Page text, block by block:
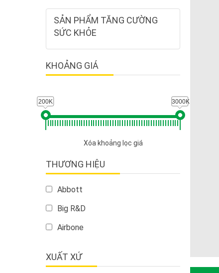
SẢN PHẨM TĂNG CƯỜNG
SỨC KHỎE
KHOẢNG GIÁ
200K 3000K
Xóa khoảng lọc giá
THƯƠNG HIỆU
Abbott
Big R&D
Airbone
XUẤT XỨ